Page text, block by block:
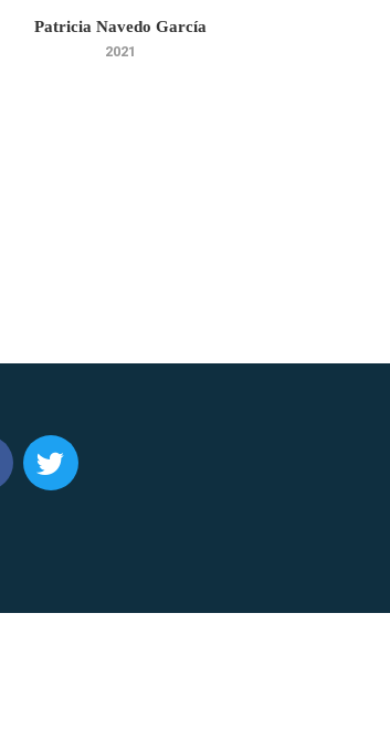
Patricia Navedo García
2021